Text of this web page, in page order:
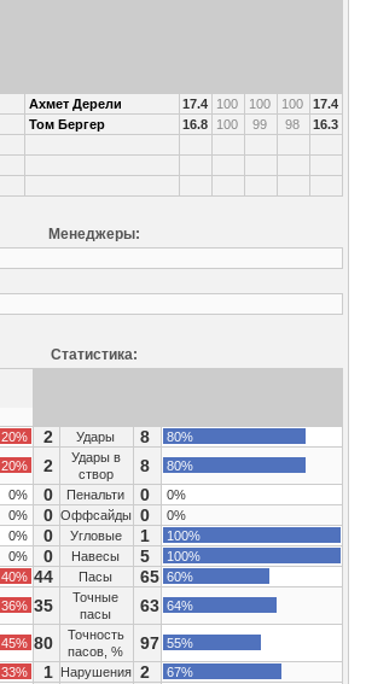
Ахмет Дерели 17.4 100 100 100
17.4
Том Бергер 16.8 100 99 98 16.3
Менеджеры:
Статистика:
20%
2 Удары 8
80%
20%
2
Удары в
створ
8
80%
0%
0 Пенальти 0
0%
0%
0 Оффсайды 0
0%
0%
0 Угловые 1
100%
0%
0 Навесы 5
100%
40% 44 Пасы 65 60%
36% 35
Точные
пасы
63 64%
45% 80
Точность
пасов, %
97 55%
33%
1 Нарушения 2
67%